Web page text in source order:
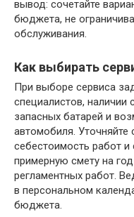
вывод: сочетайте
бюджета, не
обслуживания.
Как выбирать
При выборе сервиса
специалистов, наличии
запасных батарей и
автомобиля. Уточняйте
себестоимость работ и
примерную смету на
регламентных работ.
в персональном
бюджета.